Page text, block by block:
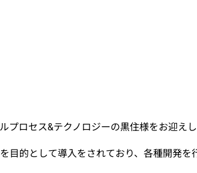
ロセス&テクノロジーの黒住様をお迎えし
的として導入をされており、各種開発を